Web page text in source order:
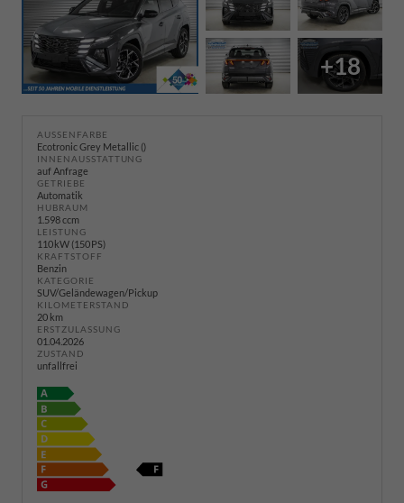
+18
AUSSENFARBE
Ecotronic Grey Metallic ()
INNENAUSSTATTUNG
auf Anfrage
GETRIEBE
Automatik
HUBRAUM
1.598 ccm
LEISTUNG
110 kW (150 PS)
KRAFTSTOFF
Benzin
KATEGORIE
SUV/Geländewagen/Pickup
KILOMETERSTAND
20 km
ERSTZULASSUNG
01.04.2026
ZUSTAND
unfallfrei